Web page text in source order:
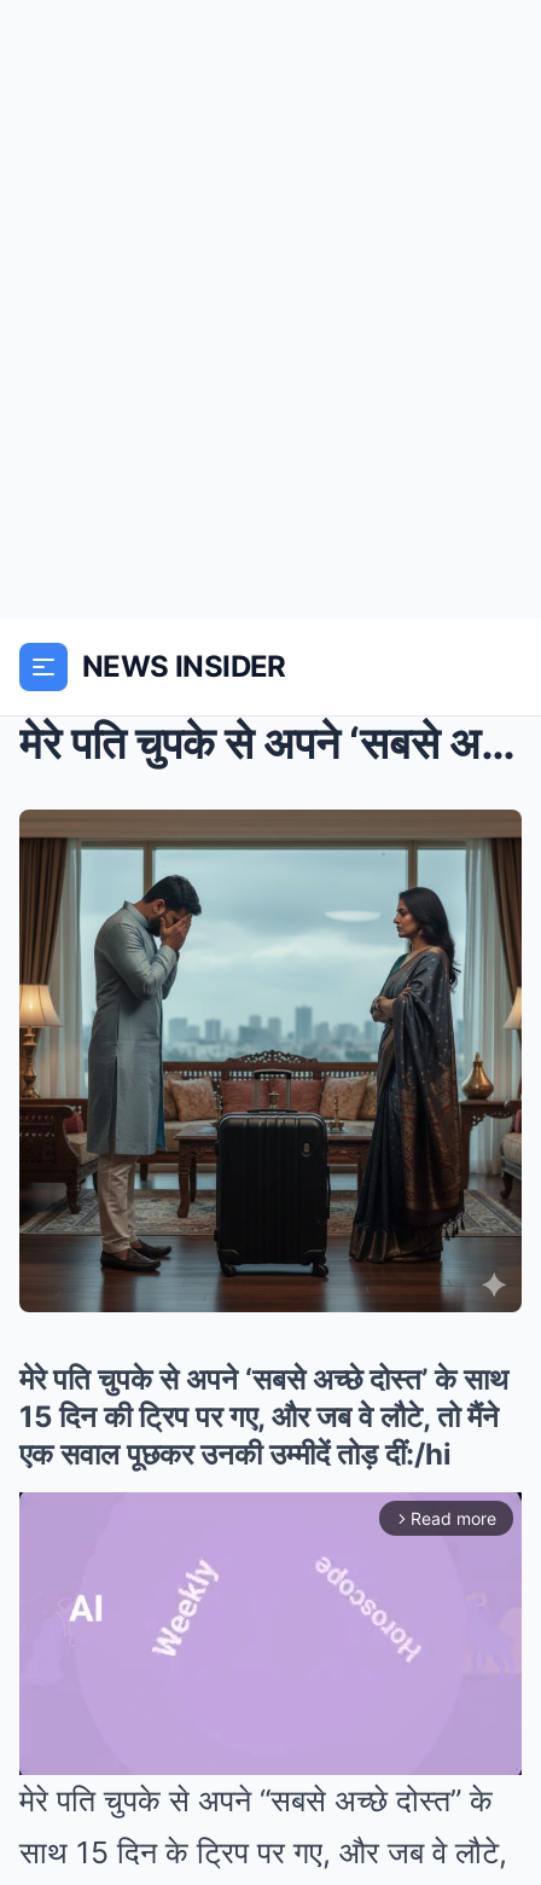
NEWS INSIDER
मेरे पति चुपके से अपने ‘सबसे अच्छे दोस्तR...
मेरे पति चुपके से अपने ‘सबसे अच्छे दोस्त’ के साथ
15 दिन की ट्रिप पर गए, और जब वे लौटे, तो मैंने
एक सवाल पूछकर उनकी उम्मीदें तोड़ दीं:/hi
arrow_forward_ios Read more
Mute
मेरे पति चुपके से अपने “सबसे अच्छे दोस्त” के
साथ 15 दिन के ट्रिप पर गए, और जब वे लौटे,